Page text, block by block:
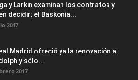
y Larkin examinan los contratos y
decidir; el Baskonia...
2017
Madrid ofreció ya la renovación a
y sólo...
2017